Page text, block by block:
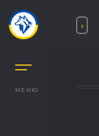
МЕНЮ